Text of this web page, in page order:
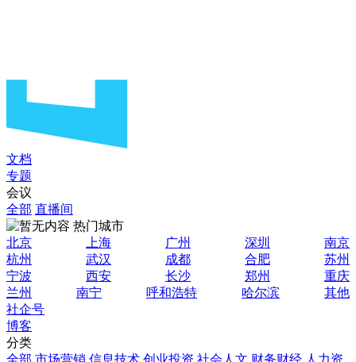
文档
专题
会议
全部 直播间
热门城市
北京
上海 广州 深圳
南京
杭州
武汉 成都 合肥
苏州
宁波
西安 长沙 郑州
重庆
兰州
南宁 呼和浩特 哈尔滨
其他
社企号
博客
分类